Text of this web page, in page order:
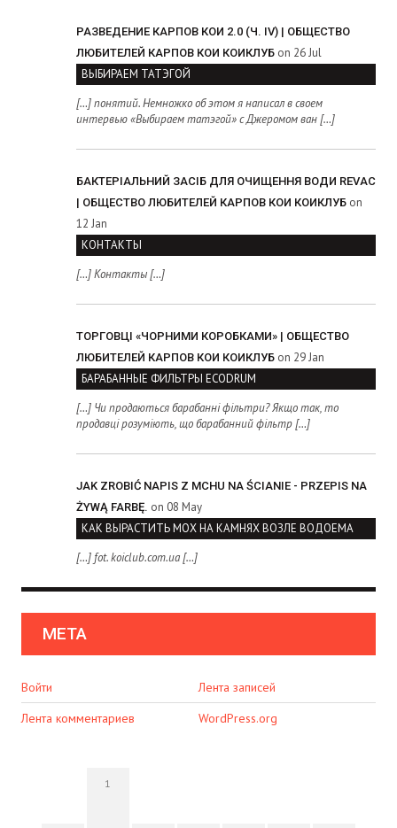
РАЗВЕДЕНИЕ КАРПОВ КОИ 2.0 (Ч. IV) | ОБЩЕСТВО
ЛЮБИТЕЛЕЙ КАРПОВ КОИ КОИКЛУБ on 26 Jul
ВЫБИРАЕМ ТАТЭГОЙ
[…] понятий. Немножко об этом я написал в своем
интервью «Выбираем татэгой» с Джеромом ван […]
БАКТЕРІАЛЬНИЙ ЗАСІБ ДЛЯ ОЧИЩЕННЯ ВОДИ REVAC
| ОБЩЕСТВО ЛЮБИТЕЛЕЙ КАРПОВ КОИ КОИКЛУБ on
12 Jan
КОНТАКТЫ
[…] Контакты […]
ТОРГОВЦІ «ЧОРНИМИ КОРОБКАМИ» | ОБЩЕСТВО
ЛЮБИТЕЛЕЙ КАРПОВ КОИ КОИКЛУБ on 29 Jan
БАРАБАННЫЕ ФИЛЬТРЫ ECODRUM
[…] Чи продаються барабанні фільтри? Якщо так, то
продавці розуміють, що барабанний фільтр […]
JAK ZROBIĆ NAPIS Z MCHU NA ŚCIANIE - PRZEPIS NA
ŻYWĄ FARBĘ. on 08 May
КАК ВЫРАСТИТЬ МОХ НА КАМНЯХ ВОЗЛЕ ВОДОЕМА
[…] fot. koiclub.com.ua […]
МЕТА
Войти
Лента записей
Лента комментариев
WordPress.org
1